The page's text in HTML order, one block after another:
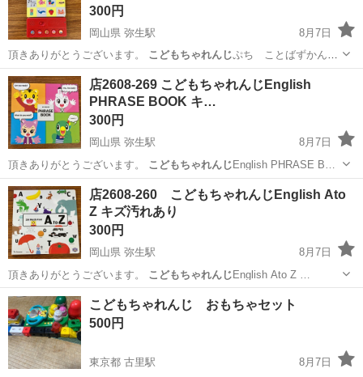
300円
岡山県 弥生駅
8月7日
頂きありがとうございます。 こどもちゃれんじぷち ことばずかん
100 通電確…
岡山 倉敷市 おもちゃ ずかん
店2608-269 こどもちゃれんじEnglish
PHRASE BOOK キ…
300円
岡山県 弥生駅
8月7日
頂きありがとうございます。 こどもちゃれんじ English PHRASE B…
岡山 倉敷市 おもちゃ English
店2608-260 こどもちゃれんじEnglish Ato
Z キズ汚れあり
300円
岡山県 弥生駅
8月7日
頂きありがとうございます。 こどもちゃれんじ
岡山 倉敷市 弥生駅 おもちゃ
こどもちゃれんじ おもちゃセット
500円
東京都 古里駅
8月7日